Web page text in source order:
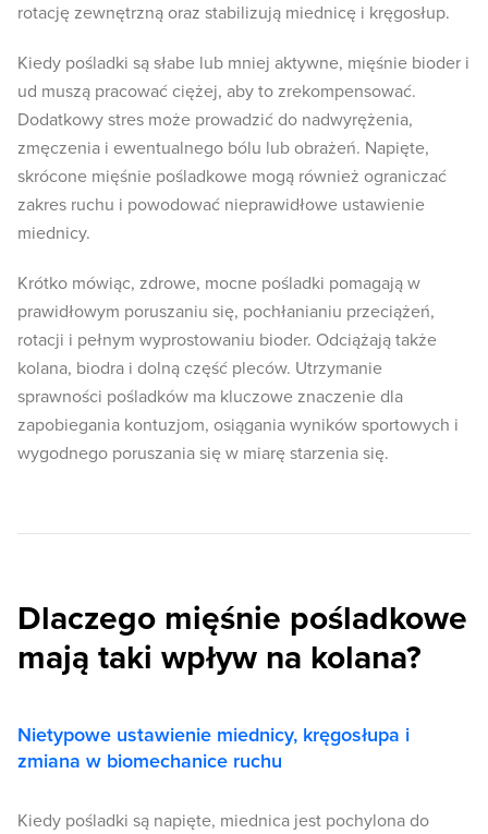
rotację zewnętrzną oraz stabilizują miednicę i kręgosłup.
Kiedy pośladki są słabe lub mniej aktywne, mięśnie bioder i
ud muszą pracować ciężej, aby to zrekompensować.
Dodatkowy stres może prowadzić do nadwyrężenia,
zmęczenia i ewentualnego bólu lub obrażeń. Napięte,
skrócone mięśnie pośladkowe mogą również ograniczać
zakres ruchu i powodować nieprawidłowe ustawienie
miednicy.
Krótko mówiąc, zdrowe, mocne pośladki pomagają w
prawidłowym poruszaniu się, pochłanianiu przeciążeń,
rotacji i pełnym wyprostowaniu bioder. Odciążają także
kolana, biodra i dolną część pleców. Utrzymanie
sprawności pośladków ma kluczowe znaczenie dla
zapobiegania kontuzjom, osiągania wyników sportowych i
wygodnego poruszania się w miarę starzenia się.
Dlaczego mięśnie pośladkowe
mają taki wpływ na kolana?
Nietypowe ustawienie miednicy, kręgosłupa i
zmiana w biomechanice ruchu
Kiedy pośladki są napięte, miednica jest pochylona do